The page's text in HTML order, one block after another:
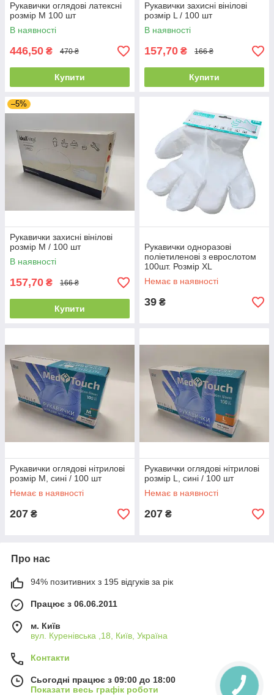
Рукавички оглядові латексні
розмір M 100 шт
В наявності
446,50 ₴ 470 ₴
Купити
Рукавички захисні вінілові
розмір L / 100 шт
В наявності
157,70 ₴ 166 ₴
Купити
–5%
Рукавички захисні вінілові
розмір M / 100 шт
В наявності
157,70 ₴ 166 ₴
Купити
Рукавички одноразові
поліетиленові з еврослотом
100шт. Розмір XL
Немає в наявності
39 ₴
Рукавички оглядові нітрилові
розмір M, сині / 100 шт
Немає в наявності
207 ₴
Рукавички оглядові нітрилові
розмір L, сині / 100 шт
Немає в наявності
207 ₴
Про нас
94% позитивних з 195 відгуків за рік
Працює з 06.06.2011
м. Київ
вул. Куренівська ,18, Київ, Україна
Контакти
Сьогодні працює з 09:00 до 18:00
Показати весь графік роботи